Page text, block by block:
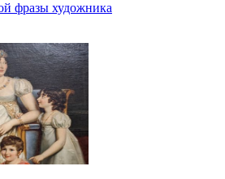
фразы художника